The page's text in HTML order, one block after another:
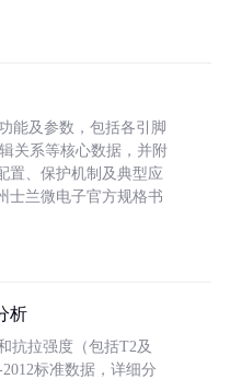
能及参数，包括各引脚
关系等核心数据，并附
置、保护机制及典型应
士兰微电子官方规格书
析
抗拉强度（包括T2及
标准数据，详细分